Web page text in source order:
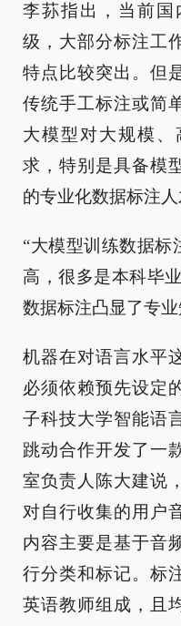
李荪指出，当前
级，大部分标注工
特点比较突出。但
传统手工标注或简
大模型对大规模
求，特别是具备模
的专业化数据标注人
“大模型训练数据标
高，很多是本科毕
数据标注凸显了专业
机器在对语言水平
必须依赖预先设定
子科技大学智能语
跳动合作开发了一
室负责人陈大建说
对自行收集的用户
内容主要是基于音
行分类和标记。标
英语教师组成，且